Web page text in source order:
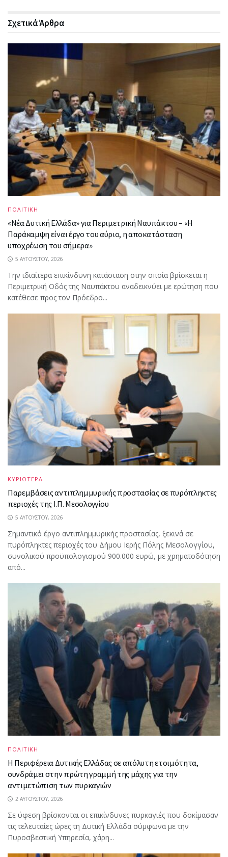
ΣχετικάΆρθρα
ΠΟΛΙΤΙΚΗ
«Νέα Δυτική Ελλάδα» για Περιμετρική Ναυπάκτου – «Η
Παράκαμψη είναι έργο του αύριο, η αποκατάσταση
υποχρέωση του σήμερα»
5 ΑΥΓΟΎΣΤΟΥ, 2026
Την ιδιαίτερα επικίνδυνη κατάσταση στην οποία βρίσκεται η
Περιμετρική Οδός της Ναυπάκτου αναδεικνύει με ερώτηση που
κατέθεσε προς τον Πρόεδρο...
ΚΥΡΙΟΤΕΡΑ
Παρεμβάσεις αντιπλημμυρικής προστασίας σε πυρόπληκτες
περιοχές της Ι.Π. Μεσολογγίου
5 ΑΥΓΟΎΣΤΟΥ, 2026
Σημαντικό έργο αντιπλημμυρικής προστασίας, ξεκινά σε
πυρόπληκτες περιοχές του Δήμου Ιερής Πόλης Μεσολογγίου,
συνολικού προϋπολογισμού 900.000 ευρώ, με χρηματοδότηση
από...
ΠΟΛΙΤΙΚΗ
Η Περιφέρεια Δυτικής Ελλάδας σε απόλυτη ετοιμότητα,
συνδράμει στην πρώτη γραμμή της μάχης για την
αντιμετώπιση των πυρκαγιών
2 ΑΥΓΟΎΣΤΟΥ, 2026
Σε ύφεση βρίσκονται οι επικίνδυνες πυρκαγιές που δοκίμασαν
τις τελευταίες ώρες τη Δυτική Ελλάδα σύμφωνα με την
Πυροσβεστική Υπηρεσία, χάρη...